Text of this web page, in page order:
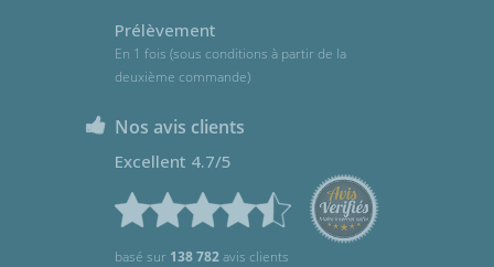
Prélèvement
En 1 fois (sous conditions à partir de la
deuxième commande)
Nos avis clients
Excellent 4.7/5
basé sur 138 782avis clients